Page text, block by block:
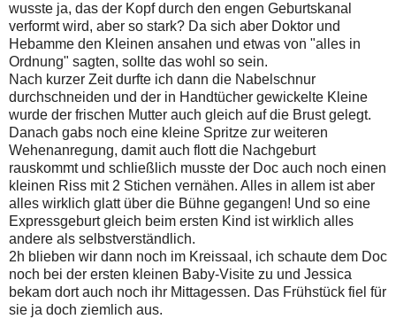
wusste ja, das der Kopf durch den engen Geburtskanal
verformt wird, aber so stark? Da sich aber Doktor und
Hebamme den Kleinen ansahen und etwas von "alles in
Ordnung" sagten, sollte das wohl so sein.
Nach kurzer Zeit durfte ich dann die Nabelschnur
durchschneiden und der in Handtücher gewickelte Kleine
wurde der frischen Mutter auch gleich auf die Brust gelegt.
Danach gabs noch eine kleine Spritze zur weiteren
Wehenanregung, damit auch flott die Nachgeburt
rauskommt und schließlich musste der Doc auch noch einen
kleinen Riss mit 2 Stichen vernähen. Alles in allem ist aber
alles wirklich glatt über die Bühne gegangen! Und so eine
Expressgeburt gleich beim ersten Kind ist wirklich alles
andere als selbstverständlich.
2h blieben wir dann noch im Kreissaal, ich schaute dem Doc
noch bei der ersten kleinen Baby-Visite zu und Jessica
bekam dort auch noch ihr Mittagessen. Das Frühstück fiel für
sie ja doch ziemlich aus.